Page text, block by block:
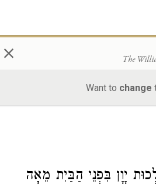
× The
Want to change
יָוָן בִּפְנֵי הַבַּיִת מֵאָה